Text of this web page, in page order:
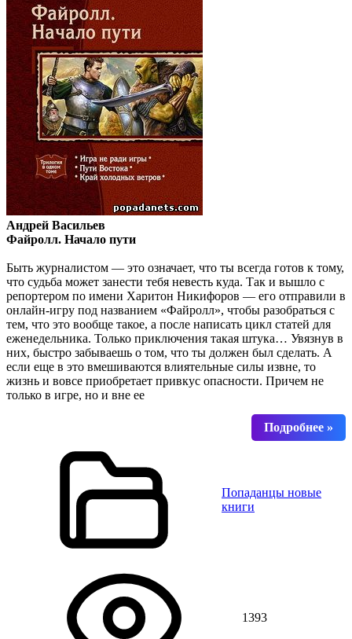
Андрей Васильев
Файролл. Начало пути
Быть журналистом — это означает, что ты всегда готов к тому,
что судьба может занести тебя невесть куда. Так и вышло с
репортером по имени Харитон Никифоров — его отправили в
онлайн-игру под названием «Файролл», чтобы разобраться с
тем, что это вообще такое, а после написать цикл статей для
еженедельника. Только приключения такая штука… Увязнув в
них, быстро забываешь о том, что ты должен был сделать. А
если еще в это вмешиваются влиятельные силы извне, то
жизнь и вовсе приобретает привкус опасности. Причем не
только в игре, но и вне ее
Попаданцы новые
книги
1393